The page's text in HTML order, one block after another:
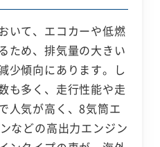
いて、エコカーや低燃
ため、排気量の大きい
少傾向にあります。し
も多く、走行性能や走
人気が高く、8気筒エ
などの高出力エンジン